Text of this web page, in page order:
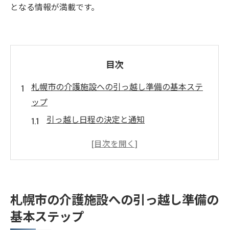
となる情報が満載です。
目次
札幌市の介護施設への引っ越し準備の基本ステ
ップ
引っ越し日程の決定と通知
必要な書類と手続きの確認
引っ越し当日の準備と注意点
引っ越し前に知っておきたい札幌市の介護施設
札幌市の介護施設への引っ越し準備の
基本ステップ